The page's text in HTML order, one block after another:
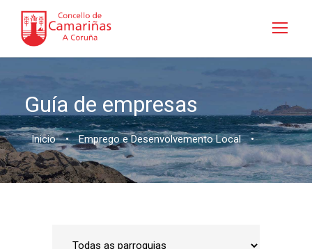
Guía de empresas
Inicio • Emprego e Desenvolvemento Local •